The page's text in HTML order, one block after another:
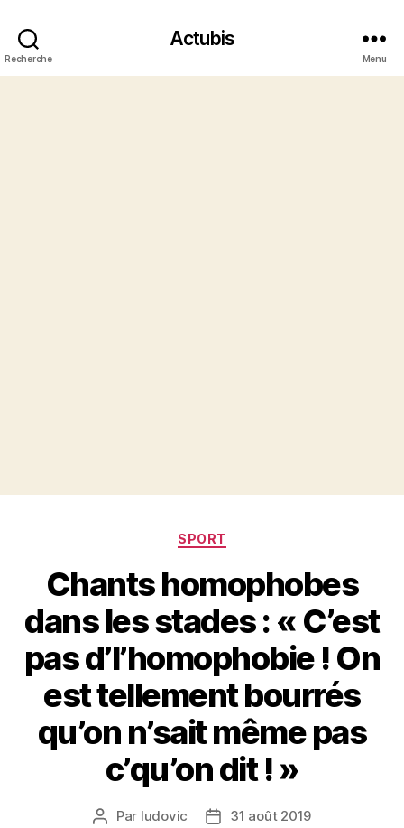
Recherche
Actubis
Menu
Catégories
SPORT
Chants homophobes
dans les stades : « C’est
pas d’l’homophobie ! On
est tellement bourrés
qu’on n’sait même pas
c’qu’on dit ! »
Auteur
Par ludovic
Date31 août 2019